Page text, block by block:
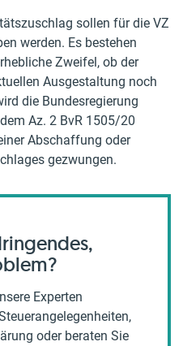
sollen für die VZ
werden. Es bestehen
Zweifel, ob der
Ausgestaltung noch
die Bundesregierung
Az. 2 BvR 1505/20
Abschaffung oder
gezwungen.
Experten
oder beraten Sie